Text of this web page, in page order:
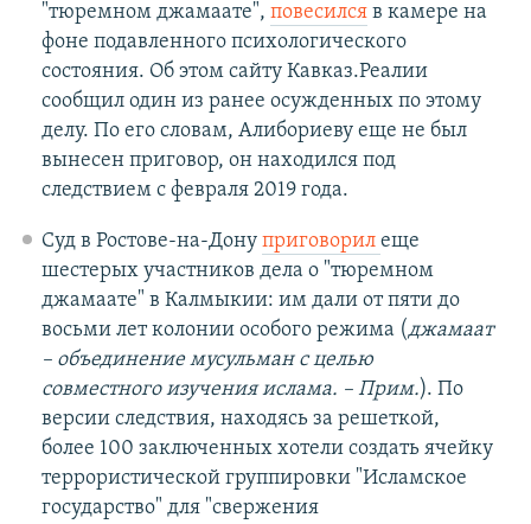
"тюремном джамаате", повесилсяв камере на
фоне подавленного психологического
состояния. Об этом сайту Кавказ.Реалии
сообщил один из ранее осужденных по этому
делу. По его словам, Алибориеву еще не был
вынесен приговор, он находился под
следствием с февраля 2019 года.
Суд в Ростове-на-Дону приговорил еще
шестерых участников дела о "тюремном
джамаате" в Калмыкии: им дали от пяти до
восьми лет колонии особого режима (джамаат
– объединение мусульман с целью
совместного изучения ислама. – Прим.). По
версии следствия, находясь за решеткой,
более 100 заключенных хотели создать ячейку
террористической группировки "Исламское
государство" для "свержения